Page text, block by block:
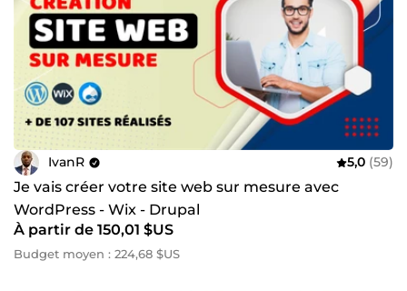
IvanR 5,0 (59)
Je vais créer votre site web sur mesure avec
WordPress - Wix - Drupal
À partir de 150,01 $US
Budget moyen : 224,68 $US